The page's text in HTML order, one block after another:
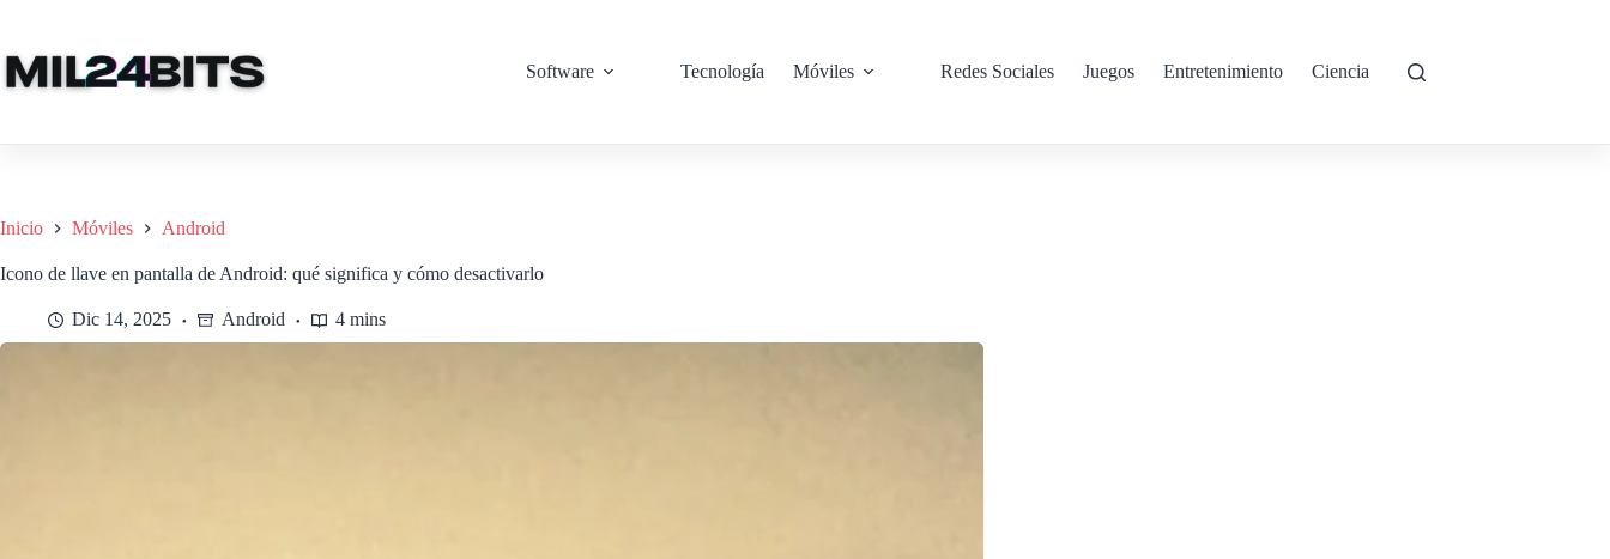
contenido
Software
Tecnología Móviles Redes Sociales Juegos Entretenimiento Ciencia
Inicio Móviles Android
Icono de llave en pantalla de Android: qué significa y cómo desactivarlo
Dic 14, 2025 Android 4 mins